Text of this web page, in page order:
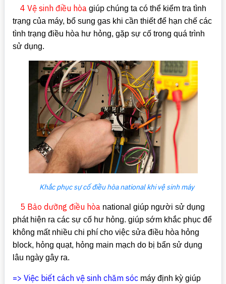
4 Vệ sinh điều hòa giúp chúng ta có thể kiểm tra tình
trạng của máy, bổ sung gas khi cần thiết để hạn chế các
tình trạng điều hòa hư hỏng, gặp sự cố trong quá trình
sử dụng.
Khắc phục sự cố điều hòa national khi vệ sinh máy
5 Bảo dưỡng điều hòa national giúp người sử dụng
phát hiện ra các sự cố hư hỏng. giúp sớm khắc phục để
không mất nhiều chi phí cho việc sửa điều hòa hỏng
block, hỏng quạt, hỏng main mạch do bị bẩn sử dụng
lâu ngày gây ra.
=> Việc biết cách vệ sinh chăm sóc máy định kỳ giúp